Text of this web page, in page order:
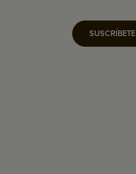
SUSCRÍBETE